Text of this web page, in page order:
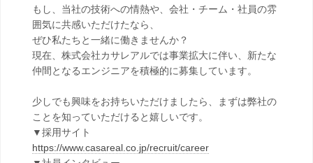
もし、当社の技術への情熱や、会社・チーム・社員の雰
囲気に共感いただけたなら、
ぜひ私たちと一緒に働きませんか？
現在、株式会社カサレアルでは事業拡大に伴い、新たな
仲間となるエンジニアを積極的に募集しています。
少しでも興味をお持ちいただけましたら、まずは弊社の
ことを知っていただけると嬉しいです。
▼採用サイト
https://www.casareal.co.jp/recruit/career